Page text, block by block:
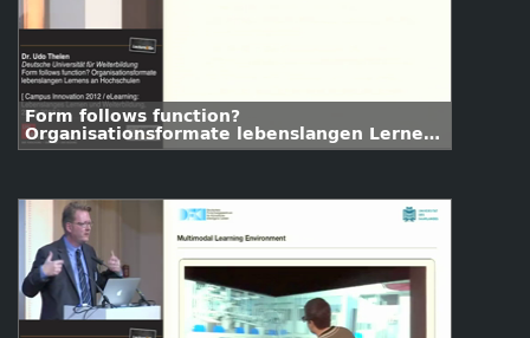
Form follows function?
Organisationsformate lebenslangen Lernens
an Hochschulen